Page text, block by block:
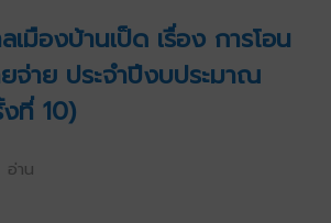
เมืองบ้านเป็ด เรื่อง การโอน
จ่าย ประจำปีงบประมาณ
ที่ 10)
าน